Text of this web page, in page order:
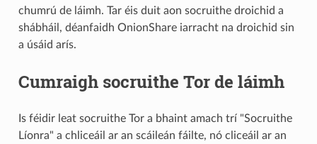
chumrú de láimh. Tar éis duit aon socruithe droichid a
shábháil, déanfaidh OnionShare iarracht na droichid sin
a úsáid arís.
Cumraigh socruithe Tor de láimh
Is féidir leat socruithe Tor a bhaint amach trí "Socruithe
Líonra" a chliceáil ar an scáileán fáilte, nó cliceáil ar an